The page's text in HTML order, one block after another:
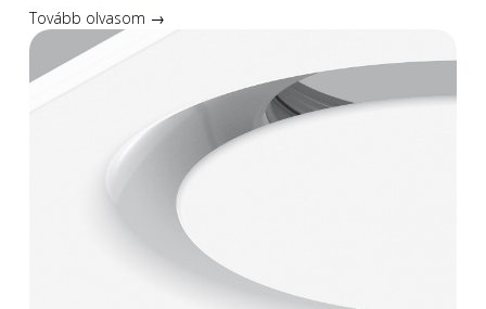
Tovább olvasom →